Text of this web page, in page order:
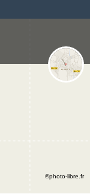
©photo-libre.fr